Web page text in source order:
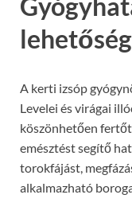
A kerti izsóp
Levelei és virágai
köszönhetően
emésztést segítő
torokfájást,
alkalmazható